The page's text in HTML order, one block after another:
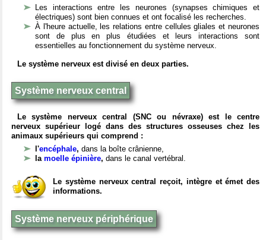
Les interactions entre les neurones (synapses chimiques et
électriques) sont bien connues et ont focalisé les recherches.
À l'heure actuelle, les relations entre cellules gliales et neurones
sont de plus en plus étudiées et leurs interactions sont
essentielles au fonctionnement du système nerveux.
Le système nerveux est divisé en deux parties.
Système nerveux central
Le système nerveux central (SNC ou névraxe) est le centre
nerveux supérieur logé dans des structures osseuses chez les
animaux supérieurs qui comprend :
l'encéphale, dans la boîte crânienne,
la moelle épinière, dans le canal vertébral.
Le système nerveux central reçoit, intègre et émet des
informations.
Système nerveux périphérique